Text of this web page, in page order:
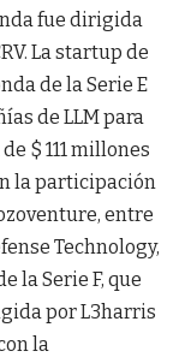
fue dirigida
La startup de
de la Serie E
de LLM para
$ 111 millones
la participación
entre
Technology,
la Serie F, que
por L3harris
la